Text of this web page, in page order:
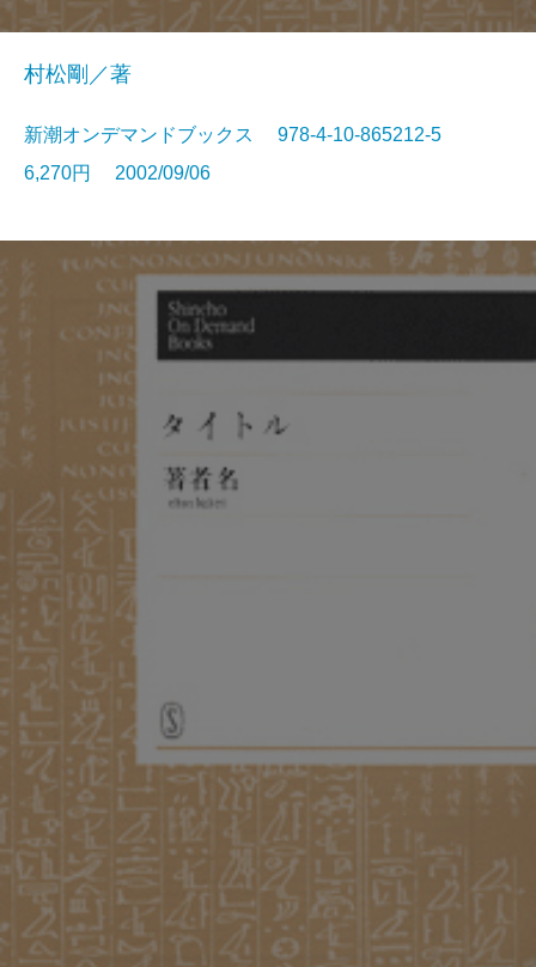
村松剛／著
新潮オンデマンドブックス 978-4-10-865212-5
6,270円 2002/09/06